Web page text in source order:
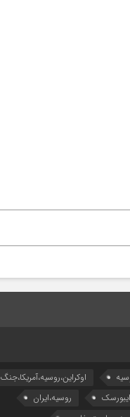
اوکراین،روسیه،آمریکا،جنگ
روسیه،ایران